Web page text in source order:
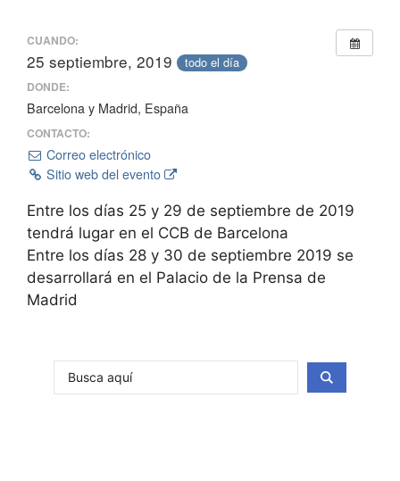
CUANDO:
25 septiembre, 2019 todo el día
DONDE:
Barcelona y Madrid, España
CONTACTO:
Correo electrónico
Sitio web del evento
Entre los días 25 y 29 de septiembre de 2019
tendrá lugar en el CCB de Barcelona
Entre los días 28 y 30 de septiembre 2019 se
desarrollará en el Palacio de la Prensa de
Madrid